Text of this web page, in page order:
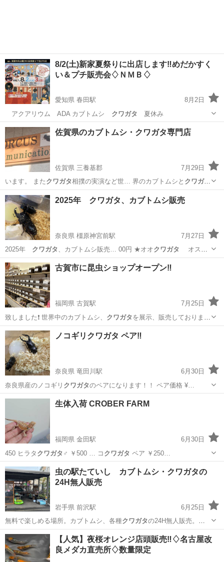
8/2(土)新家夏祭りに出店します‼️めだかすく
い＆プチ販売会♢ＮＭＢ♢
愛知県 春田駅
8月2日
アクアリウム ADA カブトムシ クワガタ 夏休み
愛知 名古屋市 春田駅 その他のペット めだか
佐賀県のカブトムシ・クワガタ専門店
佐賀県 三養基郡
7月29日
います。 また クワガタ相撲の実演など世… 界のカブトムシと クワガタ
が大集合します！… カブトムシやクワガタの生体や幼虫を取… ------
クワガタ・カブトムシ専門…
佐賀 三養基郡 その他のペット クワガタ
2025年 クワガタ、カブトムシ販売
奈良県 橿原神宮前駅
7月27日
2025年 クワガタ 、カブトムシ販売… 00円 ★オオクワガタ
オス
メス … て！ ★ヒラタクワガタ ★ノコギリ…クワガタ ★コ
奈良 橿原市 橿原神宮前駅 その他 クワガタ
古賀市に昆虫ショップオープン‼️
福岡県 古賀駅
7月25日
致しました❗️ 世界中のカブトムシ、 クワガタ を展示、販売しております
✨ ヘラクレ…
福岡 古賀市 古賀駅 その他のペット
ノコギリクワガタ ペア‼️
奈良県 竜田川駅
6月30日
奈良県産のノコギリ クワガタ のペアになります！！ ペア価格 ¥…
奈良 生駒郡 竜田川駅
生体入荷 CROBER FARM
福岡県 金田駅
6月30日
450 ヒラタ クワガタ ♂️ ￥500 … コ クワガタ ペア ￥250…
福岡 田川郡 金田駅 ペットショップ
フトアゴヒゲトカゲ
虫の駅たていし カブトムシ・クワガタの
24H無人販売
岩手県 前沢駅
6月25日
無料で楽しめる場所。カブトムシ、各種クワガタの24H無人販売。昨
年までと多少シス…
岩手 奥州市 前沢駅 その他 無料
【人気】夜桜オレンジ店頭販売‼️♢名古屋改
良メダカ直売所♢数量限定